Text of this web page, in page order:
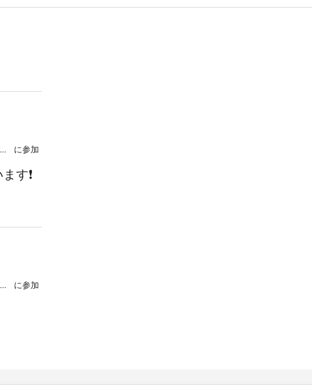
おひさまカフェ主催 Kindle出版記念パーティー に参加
す❗️
おひさまカフェ主催 Kindle出版記念パーティー に参加